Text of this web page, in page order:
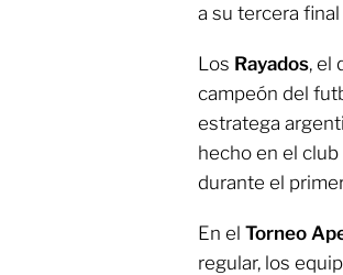
a su tercera
Los Rayados, el
campeón del
estratega
hecho en el
durante el
En el Torneo
regular, los